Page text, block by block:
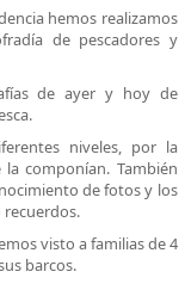
hemos realizamos
de pescadores y
de ayer y hoy de
niveles, por la
componían. También
de fotos y los
recuerdos.
visto a familias de 4
barcos.